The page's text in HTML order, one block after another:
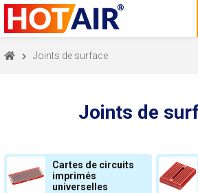
Joints de surface
Joints de
Cartes de circuits
imprimés
universelles